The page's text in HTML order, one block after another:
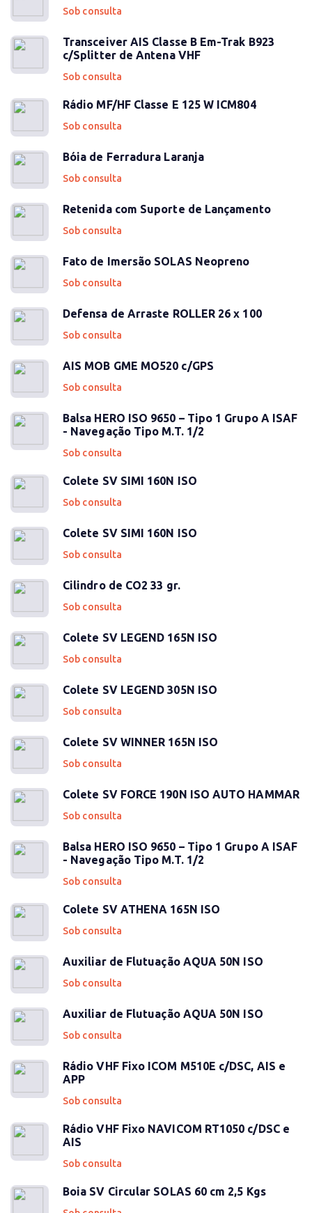
Sob consulta
Transceiver AIS Classe B Em-Trak B923
c/Splitter de Antena VHF
Sob consulta
Rádio MF/HF Classe E 125 W ICM804
Sob consulta
Bóia de Ferradura Laranja
Sob consulta
Retenida com Suporte de Lançamento
Sob consulta
Fato de Imersão SOLAS Neopreno
Sob consulta
Defensa de Arraste ROLLER 26 x 100
Sob consulta
AIS MOB GME MO520 c/GPS
Sob consulta
Balsa HERO ISO 9650 – Tipo 1 Grupo A ISAF
- Navegação Tipo M.T. 1/2
Sob consulta
Colete SV SIMI 160N ISO
Sob consulta
Colete SV SIMI 160N ISO
Sob consulta
Cilindro de CO2 33 gr.
Sob consulta
Colete SV LEGEND 165N ISO
Sob consulta
Colete SV LEGEND 305N ISO
Sob consulta
Colete SV WINNER 165N ISO
Sob consulta
Colete SV FORCE 190N ISO AUTO HAMMAR
Sob consulta
Balsa HERO ISO 9650 – Tipo 1 Grupo A ISAF
- Navegação Tipo M.T. 1/2
Sob consulta
Colete SV ATHENA 165N ISO
Sob consulta
Auxiliar de Flutuação AQUA 50N ISO
Sob consulta
Auxiliar de Flutuação AQUA 50N ISO
Sob consulta
Rádio VHF Fixo ICOM M510E c/DSC, AIS e
APP
Sob consulta
Rádio VHF Fixo NAVICOM RT1050 c/DSC e
AIS
Sob consulta
Boia SV Circular SOLAS 60 cm 2,5 Kgs